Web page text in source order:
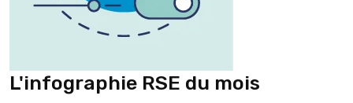
L'infographie RSE du mois